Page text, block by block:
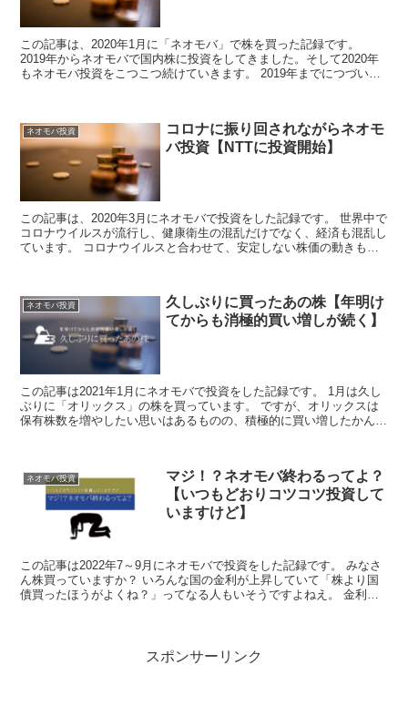
この記事は、2020年1月に「ネオモバ」で株を買った記録です。
2019年からネオモバで国内株に投資をしてきました。そして2020年
もネオモバ投資をこつこつ続けていきます。 2019年までにつづい
ネオモバ投資
コロナに振り回されながらネオモ
バ投資【NTTに投資開始】
この記事は、2020年3月にネオモバで投資をした記録です。 世界中で
コロナウイルスが流行し、健康衛生の混乱だけでなく、経済も混乱し
ています。 コロナウイルスと合わせて、安定しない株価の動きも毎
ネオモバ投資
久しぶりに買ったあの株【年明け
てからも消極的買い増しが続く】
この記事は2021年1月にネオモバで投資をした記録です。 1月は久し
ぶりに「オリックス」の株を買っています。 ですが、オリックスは
保有株数を増やしたい思いはあるものの、積極的に買い増したかんじ
ネオモバ投資
マジ！？ネオモバ終わるってよ？
【いつもどおりコツコツ投資して
いますけど】
この記事は2022年7～9月にネオモバで投資をした記録です。 みなさ
ん株買っていますか？ いろんな国の金利が上昇していて「株より国
債買ったほうがよくね？」ってなる人もいそうですよねえ。 金利が
スポンサーリンク